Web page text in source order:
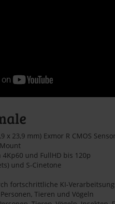
x 23,9 mm) Exmor R CMOS
und FullHD bis 120p
und S-Cinetone
fortschrittliche KI-
Tieren und Vögeln